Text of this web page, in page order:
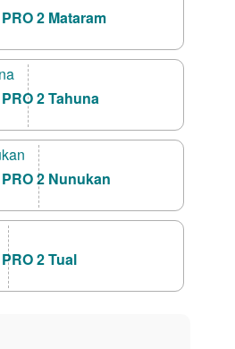
2 Mataram
2 Tahuna
2 Nunukan
2 Tual